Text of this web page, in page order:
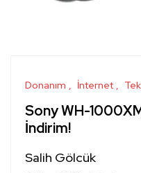
Donanım İnternet
Sony WH-
İndirim!
Salih Gölcük